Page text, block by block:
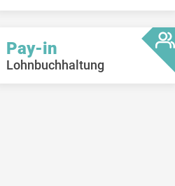
Pay-in
Lohnbuchhaltung